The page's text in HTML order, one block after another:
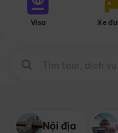
Visa Xe
Nội địa